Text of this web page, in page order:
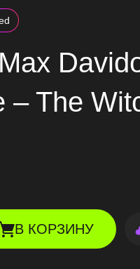
– The
В КОРЗИНУ